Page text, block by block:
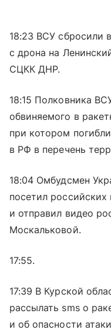
18:23 ВСУ сбросили
с дрона на
СЦКК ДНР.
18:15 Полковника
обвиняемого в
при котором
в РФ в перечень
18:04 Омбудсмен
посетил российских
и отправил видео
Москальковой.
17:55.
17:39 В Курской
рассылать sms о
и об опасности